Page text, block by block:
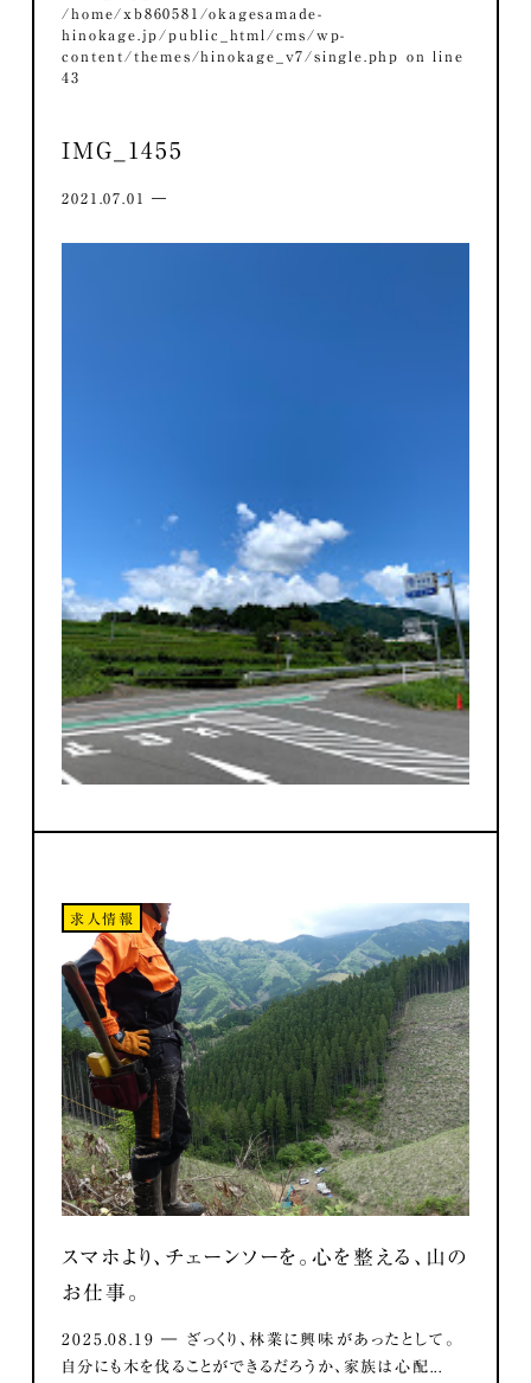
/home/xb860581/okagesamade-
hinokage.jp/public_html/cms/wp-
content/themes/hinokage_v7/single.php
on line
43
IMG_1455
2021.07.01 ―
求人情報
スマホより、チェーンソーを。心を整える、山の
お仕事。
2025.08.19 ― ざっくり、林業に興味があったとして。
自分にも木を伐ることができるだろうか、家族は心配...